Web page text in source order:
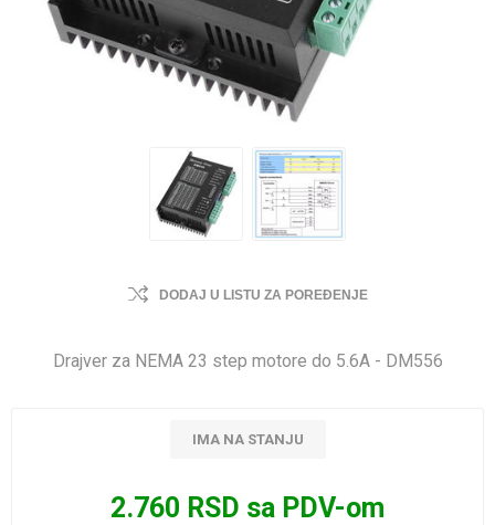
DODAJ U LISTU ZA POREĐENJE
Drajver za NEMA 23 step motore do 5.6A - DM556
IMA NA STANJU
2.760 RSD sa PDV-om